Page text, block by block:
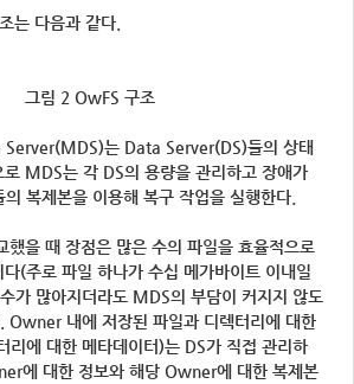
는 다음과 같다.
그림 2 OwFS 구조
는 Data Server(DS)들의 상태
MDS는 각 DS의 용량을 관리하고 장애가
복제본을 이용해 복구 작업을 실행한다.
했을 때 장점은 많은 수의 파일을 효율적으로
(주로 파일 하나가 수십 메가바이트 이내일
가 많아지더라도 MDS의 부담이 커지지 않도
Owner 내에 저장된 파일과 디렉터리에 대한
리에 대한 메타데이터)는 DS가 직접 관리하
에 대한 정보와 해당 Owner에 대한 복제본